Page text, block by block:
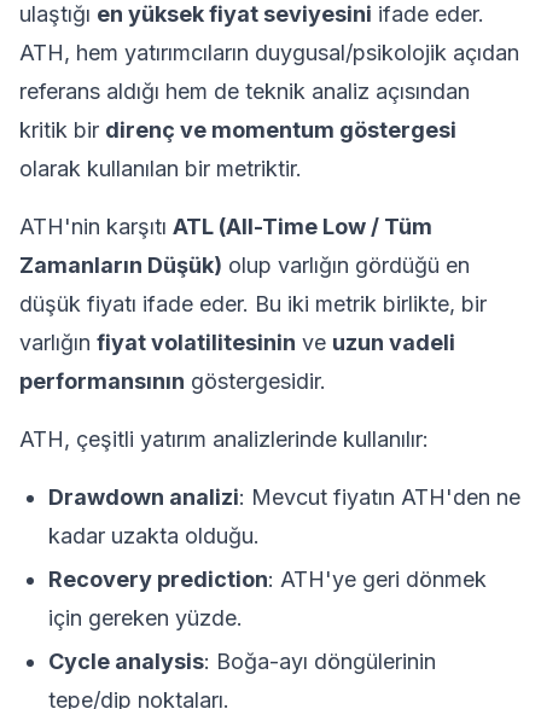
ulaştığı en yüksek fiyat seviyesini ifade eder.
ATH, hem yatırımcıların duygusal/psikolojik açıdan
referans aldığı hem de teknik analiz açısından
kritik bir direnç ve momentum göstergesi
olarak kullanılan bir metriktir.
ATH'nin karşıtı ATL (All-Time Low / Tüm
Zamanların Düşük) olup varlığın gördüğü en
düşük fiyatı ifade eder. Bu iki metrik birlikte, bir
varlığın fiyat volatilitesinin ve uzun vadeli
performansının göstergesidir.
ATH, çeşitli yatırım analizlerinde kullanılır:
Drawdown analizi: Mevcut fiyatın ATH'den ne
kadar uzakta olduğu.
Recovery prediction: ATH'ye geri dönmek
için gereken yüzde.
Cycle analysis: Boğa-ayı döngülerinin
tepe/dip noktaları.